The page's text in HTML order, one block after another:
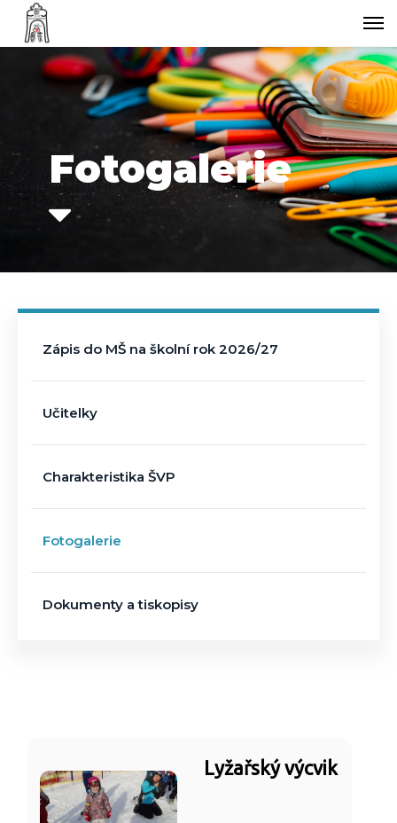
Fotogalerie
Zápis do MŠ na školní rok 2026/27
Učitelky
Charakteristika ŠVP
Fotogalerie
Dokumenty a tiskopisy
Lyžařský výcvik